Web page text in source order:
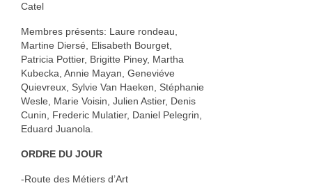
Thanh Violet
Arts plastiques
Isabelle Tahon
Lise Van Baaren
Stéphanie van Poppel
Verre
Catel
Membres présents: Laure rondeau,
Martine Diersé, Elisabeth Bourget,
Patricia Pottier, Brigitte Piney, Martha
Kubecka, Annie Mayan, Geneviéve
Quievreux, Sylvie Van Haeken, Stéphanie
Wesle, Marie Voisin, Julien Astier, Denis
Cunin, Frederic Mulatier, Daniel Pelegrin,
Eduard Juanola.
ORDRE DU JOUR
-Route des Métiers d’Art